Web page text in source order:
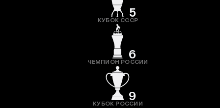
5
КУБОК СССР
6
ЧЕМПИОН РОССИИ
9
КУБОК РОССИИ